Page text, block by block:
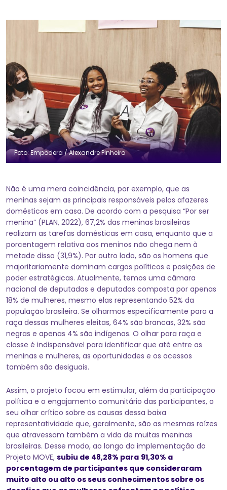
Foto: Empodera / Alexandre Pinheiro
Não é uma mera coincidência, por exemplo, que as
meninas sejam as principais responsáveis pelos afazeres
domésticos em casa. De acordo com a pesquisa “Por ser
menina” (PLAN, 2022), 67,2% das meninas brasileiras
realizam as tarefas domésticas em casa, enquanto que a
porcentagem relativa aos meninos não chega nem à
metade disso (31,9%). Por outro lado, são os homens que
majoritariamente dominam cargos políticos e posições de
poder estratégicas. Atualmente, temos uma câmara
nacional de deputadas e deputados composta por apenas
18% de mulheres, mesmo elas representando 52% da
população brasileira. Se olharmos especificamente para a
raça dessas mulheres eleitas, 64% são brancas, 32% são
negras e apenas 4% são indígenas. O olhar para raça e
classe é indispensável para identificar que até entre as
meninas e mulheres, as oportunidades e os acessos
também são desiguais.
Assim, o projeto focou em estimular, além da participação
política e o engajamento comunitário das participantes, o
seu olhar crítico sobre as causas dessa baixa
representatividade que, geralmente, são as mesmas raízes
que atravessam também a vida de muitas meninas
brasileiras. Desse modo, ao longo da implementação do
Projeto MOVE, subiu de 48,28% para 91,30% a
porcentagem de participantes que consideraram
muito alto ou alto os seus conhecimentos sobre os